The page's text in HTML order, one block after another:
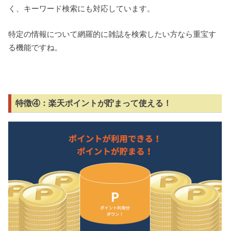
く、キーワード検索にも対応しています。
特定の情報について網羅的に雑誌を検索したい方なら重宝す
る機能ですね。
特徴④：楽天ポイントが貯まって使える！